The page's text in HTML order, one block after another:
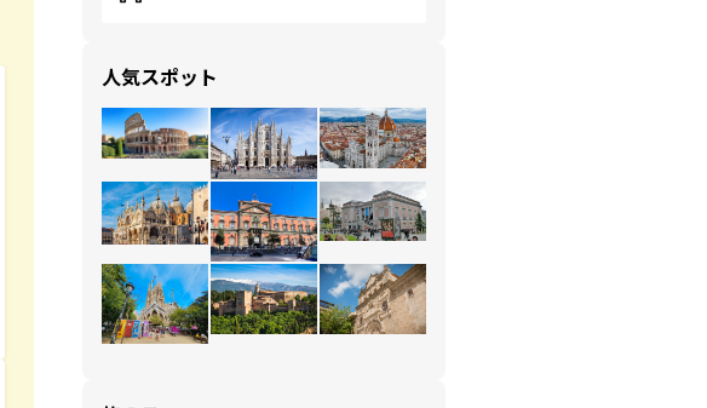
人気スポット